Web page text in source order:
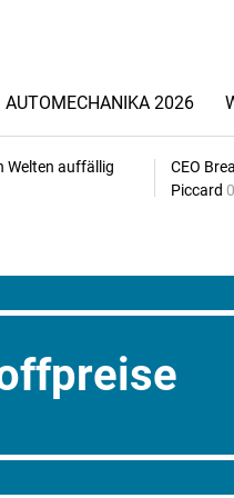
AUTOMECHANIKA 2026
Welten auffällig
CEO
Piccard